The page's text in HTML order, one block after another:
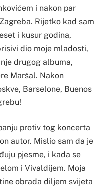
i nakon par
Rijetko kad sam
i kusur godina,
dio moje mladosti,
drugog albuma,
Maršal. Nakon
Barselone, Buenos
protiv tog koncerta
autor. Mislio sam da je
pjesme, i kada se
i Vivaldijem. Moja
obrada diljem svijeta